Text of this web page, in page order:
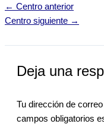
← Centro anterior
Centro siguiente →
Deja una
Tu dirección de
campos obligatorios